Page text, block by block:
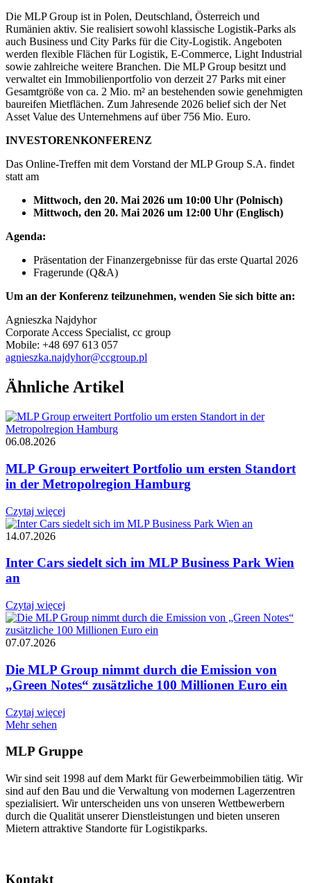
Die MLP Group ist in Polen, Deutschland, Österreich und
Rumänien aktiv. Sie realisiert sowohl klassische Logistik-Parks als
auch Business und City Parks für die City-Logistik. Angeboten
werden flexible Flächen für Logistik, E-Commerce, Light Industrial
sowie zahlreiche weitere Branchen. Die MLP Group besitzt und
verwaltet ein Immobilienportfolio von derzeit 27 Parks mit einer
Gesamtgröße von ca. 2 Mio. m² an bestehenden sowie genehmigten
baureifen Mietflächen. Zum Jahresende 2026 belief sich der Net
Asset Value des Unternehmens auf über 756 Mio. Euro.
INVESTORENKONFERENZ
Das Online-Treffen mit dem Vorstand der MLP Group S.A. findet
statt am
Mittwoch, den 20. Mai 2026 um 10:00 Uhr (Polnisch)
Mittwoch, den 20. Mai 2026 um 12:00 Uhr (Englisch)
Agenda:
Präsentation der Finanzergebnisse für das erste Quartal 2026
Fragerunde (Q&A)
Um an der Konferenz teilzunehmen, wenden Sie sich bitte an:
Agnieszka Najdyhor
Corporate Access Specialist, cc group
Mobile: +48 697 613 057
agnieszka.najdyhor@ccgroup.pl
Ähnliche Artikel
06.08.2026
MLP Group erweitert Portfolio um ersten Standort
in der Metropolregion Hamburg
Czytaj więcej
14.07.2026
Inter Cars siedelt sich im MLP Business Park Wien
an
Czytaj więcej
07.07.2026
Die MLP Group nimmt durch die Emission von
„Green Notes“ zusätzliche 100 Millionen Euro ein
Czytaj więcej
Mehr sehen
MLP Gruppe
Wir sind seit 1998 auf dem Markt für Gewerbeimmobilien tätig. Wir
sind auf den Bau und die Verwaltung von modernen Lagerzentren
spezialisiert. Wir unterscheiden uns von unseren Wettbewerbern
durch die Qualität unserer Dienstleistungen und bieten unseren
Mietern attraktive Standorte für Logistikparks.
Kontakt